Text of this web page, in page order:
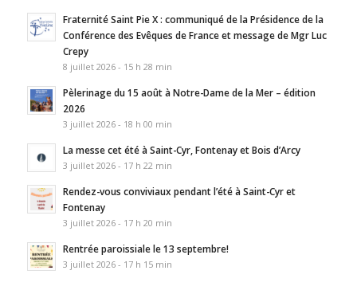
Fraternité Saint Pie X : communiqué de la Présidence de la
Conférence des Evêques de France et message de Mgr Luc
Crepy
8 juillet 2026 - 15 h 28 min
Pèlerinage du 15 août à Notre-Dame de la Mer – édition
2026
3 juillet 2026 - 18 h 00 min
La messe cet été à Saint-Cyr, Fontenay et Bois d’Arcy
3 juillet 2026 - 17 h 22 min
Rendez-vous conviviaux pendant l’été à Saint-Cyr et
Fontenay
3 juillet 2026 - 17 h 20 min
Rentrée paroissiale le 13 septembre!
3 juillet 2026 - 17 h 15 min